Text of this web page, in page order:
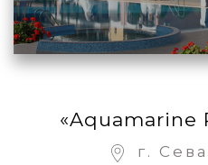
«Aquamarine
г.